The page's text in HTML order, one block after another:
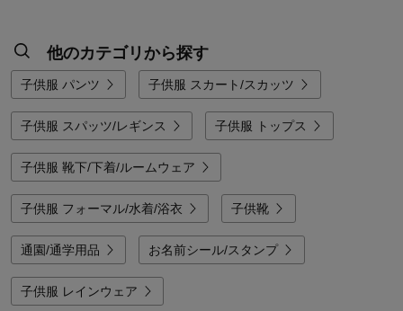
他のカテゴリから探す
子供服 パンツ 子供服 スカート/スカッツ
子供服 スパッツ/レギンス 子供服 トップス
子供服 靴下/下着/ルームウェア
子供服 フォーマル/水着/浴衣 子供靴
通園/通学用品 お名前シール/スタンプ
子供服 レインウェア